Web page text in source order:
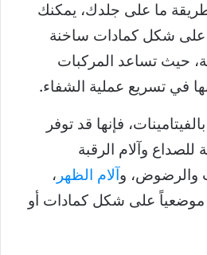
ما على جلدك، يمكنك
على شكل كمادات ساخنة
حيث تساعد المركبات
في تسريع عملية الشفاء.
فإنها قد توفر
وآلام الرقبة
والرضوض، وآلام الظهر ،
موضعياً على شكل كمادات أو